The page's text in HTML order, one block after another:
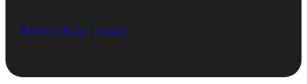
Nueva Orleans, Luisiana